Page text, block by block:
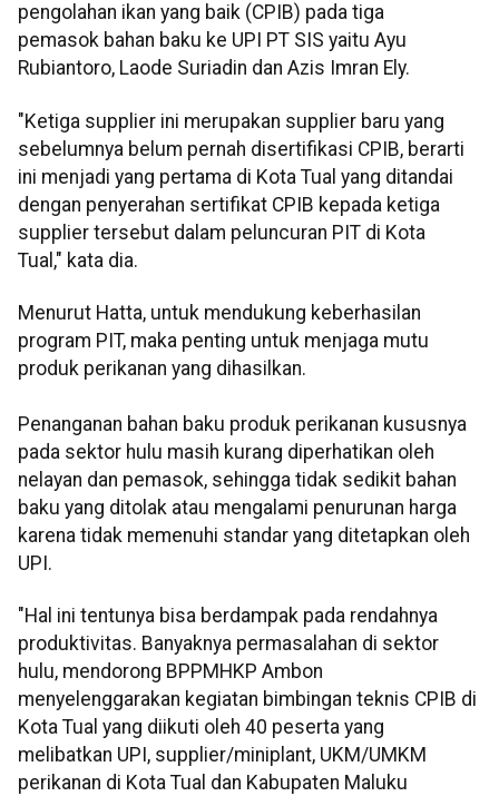
pengolahan ikan yang baik (CPIB) pada tiga
pemasok bahan baku ke UPI PT SIS yaitu Ayu
Rubiantoro, Laode Suriadin dan Azis Imran Ely.
"Ketiga supplier ini merupakan supplier baru yang
sebelumnya belum pernah disertifikasi CPIB, berarti
ini menjadi yang pertama di Kota Tual yang ditandai
dengan penyerahan sertifikat CPIB kepada ketiga
supplier tersebut dalam peluncuran PIT di Kota
Tual," kata dia.
Menurut Hatta, untuk mendukung keberhasilan
program PIT, maka penting untuk menjaga mutu
produk perikanan yang dihasilkan.
Penanganan bahan baku produk perikanan kususnya
pada sektor hulu masih kurang diperhatikan oleh
nelayan dan pemasok, sehingga tidak sedikit bahan
baku yang ditolak atau mengalami penurunan harga
karena tidak memenuhi standar yang ditetapkan oleh
UPI.
"Hal ini tentunya bisa berdampak pada rendahnya
produktivitas. Banyaknya permasalahan di sektor
hulu, mendorong BPPMHKP Ambon
menyelenggarakan kegiatan bimbingan teknis CPIB di
Kota Tual yang diikuti oleh 40 peserta yang
melibatkan UPI, supplier/miniplant, UKM/UMKM
perikanan di Kota Tual dan Kabupaten Maluku